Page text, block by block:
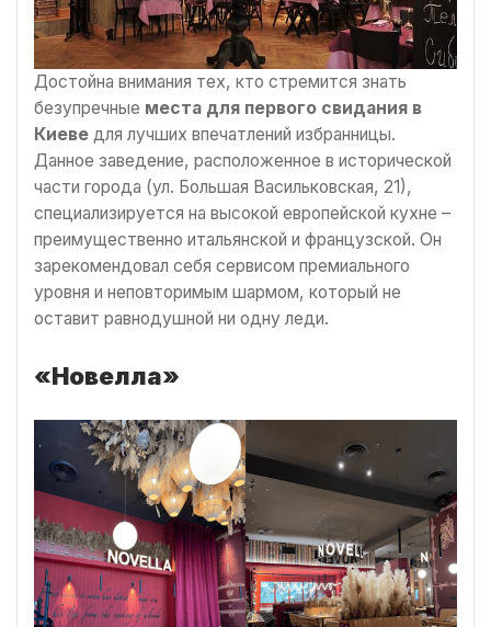
Достойна внимания тех, кто стремится знать
безупречные места для первого свидания в
Киеве для лучших впечатлений избранницы.
Данное заведение, расположенное в исторической
части города (ул. Большая Васильковская, 21),
специализируется на высокой европейской кухне –
преимущественно итальянской и французской. Он
зарекомендовал себя сервисом премиального
уровня и неповторимым шармом, который не
оставит равнодушной ни одну леди.
«Новелла»